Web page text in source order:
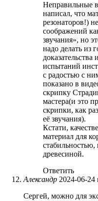
Неправильные
написал, что
резонаторов!)
соображений
звучания», но
надо делать из
испытаний
с радостью с
показано в
скрипку
мастера(и это
скрипки, как
её звучания).
Кстати,
материал для
древесиной.
Ответить
Александр 2024-06-24
Сергей, можно для